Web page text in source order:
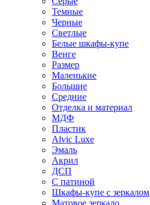
Темные
Черные
Светлые
Белые шкафы-купе
Венге
Размер
Маленькие
Большие
Средние
Отделка и материал
МДФ
Пластик
Alvic Luxe
Эмаль
Акрил
ДСП
С патиной
Шкафы-купе с зеркалом
Матовое зеркало